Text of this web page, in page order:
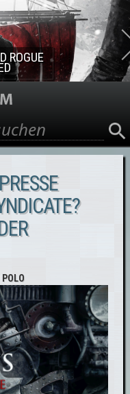
ROGUE
POLO